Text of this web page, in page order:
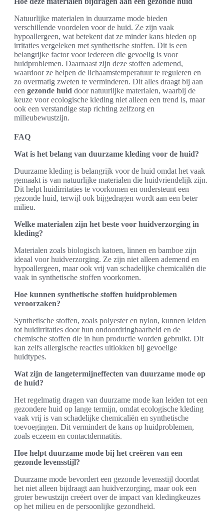
Natuurlijke materialen in duurzame mode bieden
verschillende voordelen voor de huid. Ze zijn vaak
hypoallergeen, wat betekent dat ze minder kans bieden op
irritaties vergeleken met synthetische stoffen. Dit is een
belangrijke factor voor iedereen die gevoelig is voor
huidproblemen. Daarnaast zijn deze stoffen ademend,
waardoor ze helpen de lichaamstemperatuur te reguleren en
zo overmatig zweten te verminderen. Dit alles draagt bij aan
een gezonde huid door natuurlijke materialen, waarbij de
keuze voor ecologische kleding niet alleen een trend is, maar
ook een verstandige stap richting zelfzorg en
milieubewustzijn.
FAQ
Wat is het belang van duurzame kleding voor de huid?
Duurzame kleding is belangrijk voor de huid omdat het vaak
gemaakt is van natuurlijke materialen die huidvriendelijk zijn.
Dit helpt huidirritaties te voorkomen en ondersteunt een
gezonde huid, terwijl ook bijgedragen wordt aan een beter
milieu.
Welke materialen zijn het beste voor huidverzorging in
kleding?
Materialen zoals biologisch katoen, linnen en bamboe zijn
ideaal voor huidverzorging. Ze zijn niet alleen ademend en
hypoallergeen, maar ook vrij van schadelijke chemicaliën die
vaak in synthetische stoffen voorkomen.
Hoe kunnen synthetische stoffen huidproblemen
veroorzaken?
Synthetische stoffen, zoals polyester en nylon, kunnen leiden
tot huidirritaties door hun ondoordringbaarheid en de
chemische stoffen die in hun productie worden gebruikt. Dit
kan zelfs allergische reacties uitlokken bij gevoelige
huidtypes.
Wat zijn de langetermijneffecten van duurzame mode op
de huid?
Het regelmatig dragen van duurzame mode kan leiden tot een
gezondere huid op lange termijn, omdat ecologische kleding
vaak vrij is van schadelijke chemicaliën en synthetische
toevoegingen. Dit vermindert de kans op huidproblemen,
zoals eczeem en contactdermatitis.
Hoe helpt duurzame mode bij het creëren van een
gezonde levensstijl?
Duurzame mode bevordert een gezonde levensstijl doordat
het niet alleen bijdraagt aan huidverzorging, maar ook een
groter bewustzijn creëert over de impact van kledingkeuzes
op het milieu en de persoonlijke gezondheid.